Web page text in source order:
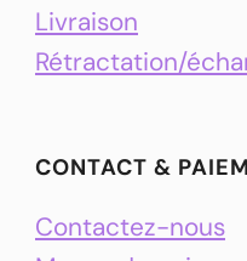
Livraison
Rétractation/
CONTACT &
Contactez-nous